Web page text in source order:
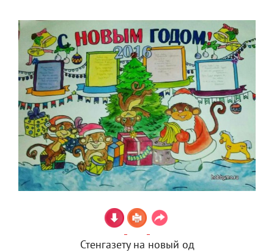
Стенгазету на новый од